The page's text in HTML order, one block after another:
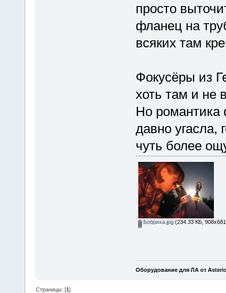
просто
фланец на
всяких там
Фокусёры из
хоть там и не
Но романтика
давно угасла,
чуть более
Бобриха.jpg(234.33 КБ,
Оборудование для ЛА от
Страницы: [1]